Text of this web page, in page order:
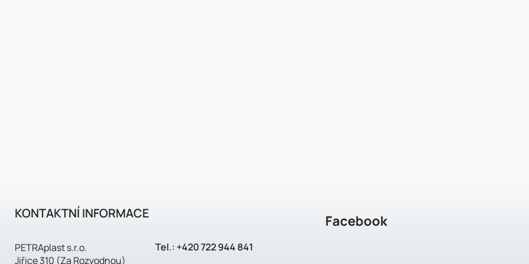
KONTAKTNÍ INFORMACE
PETRAplast s.r.o.
Jiřice 310 (Za Rozvodnou)
Tel.: +420 722 944 841
Facebook